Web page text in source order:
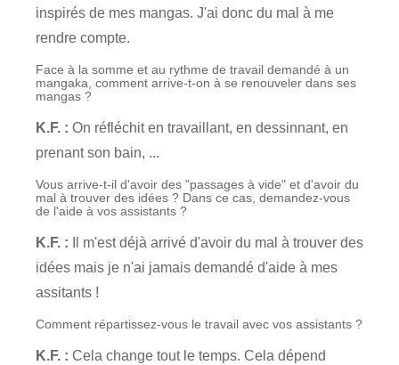
inspirés de mes mangas. J'ai donc du mal à me
rendre compte.
Face à la somme et au rythme de travail demandé à un
mangaka, comment arrive-t-on à se renouveler dans ses
mangas ?
K.F. : On réfléchit en travaillant, en dessinnant, en
prenant son bain, ...
Vous arrive-t-il d'avoir des "passages à vide" et d'avoir du
mal à trouver des idées ? Dans ce cas, demandez-vous
de l'aide à vos assistants ?
K.F. :
Il m'est déjà arrivé d'avoir du mal à trouver des
idées mais je n'ai jamais demandé d'aide à mes
assitants !
Comment répartissez-vous le travail avec vos assistants ?
K.F. : Cela change tout le temps. Cela dépend